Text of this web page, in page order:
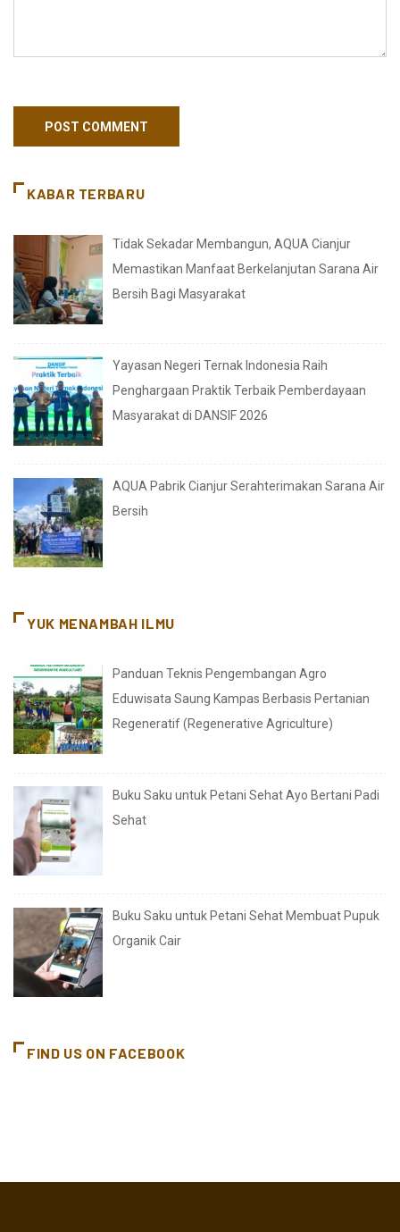
KABAR TERBARU
Tidak Sekadar Membangun, AQUA Cianjur
Memastikan Manfaat Berkelanjutan Sarana Air
Bersih Bagi Masyarakat
Yayasan Negeri Ternak Indonesia Raih
Penghargaan Praktik Terbaik Pemberdayaan
Masyarakat di DANSIF 2026
AQUA Pabrik Cianjur Serahterimakan Sarana Air
Bersih
YUK MENAMBAH ILMU
Panduan Teknis Pengembangan Agro
Eduwisata Saung Kampas Berbasis Pertanian
Regeneratif (Regenerative Agriculture)
Buku Saku untuk Petani Sehat Ayo Bertani Padi
Sehat
Buku Saku untuk Petani Sehat Membuat Pupuk
Organik Cair
FIND US ON FACEBOOK